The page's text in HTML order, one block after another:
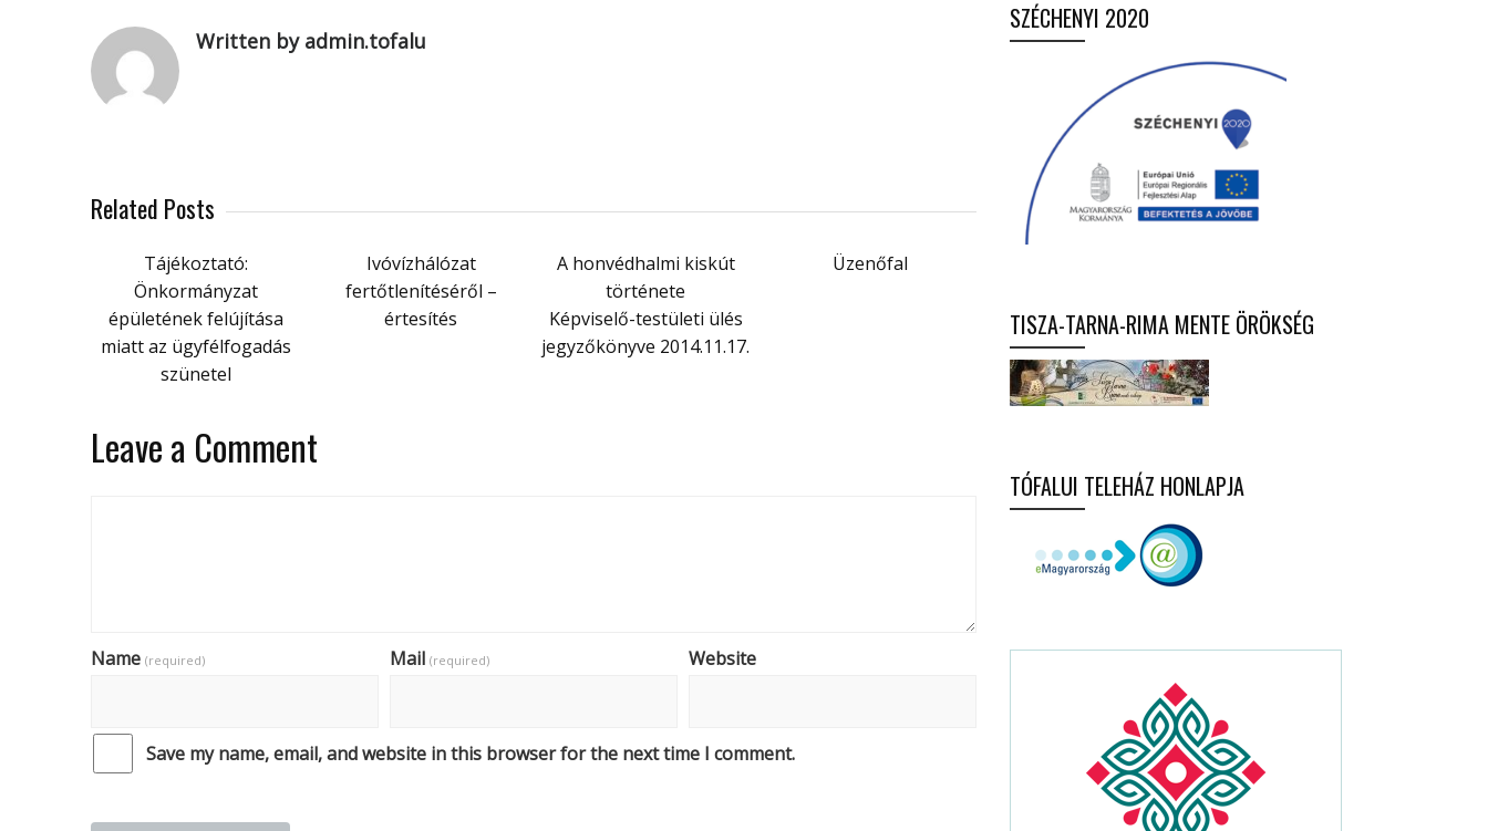
Written by admin.tofalu
Related Posts
Tájékoztató:
Önkormányzat
épületének felújítása
miatt az ügyfélfogadás
szünetel
Ivóvízhálózat
fertőtlenítéséről –
értesítés
A honvédhalmi kiskút
története
Üzenőfal
Képviselő-testületi ülés
jegyzőkönyve 2014.11.17.
Leave a Comment
Name (required) Mail (required) Website
Save my name, email, and website in this browser for the next time I comment.
SZÉCHENYI 2020
TISZA-TARNA-RIMA MENTE ÖRÖKSÉG
TÓFALUI TELEHÁZ HONLAPJA